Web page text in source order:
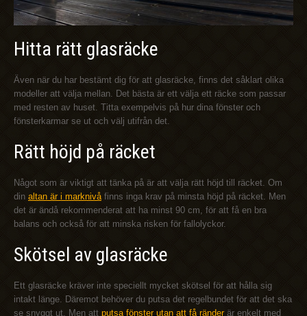
Hitta rätt glasräcke
Även när du har bestämt dig för att glasräcke, finns det såklart olika
modeller att välja mellan. Det bästa är ett välja ett räcke som passar
med resten av huset. Titta exempelvis på hur dina fönster och
fönsterkarmar se ut och välj utifrån det.
Rätt höjd på räcket
Något som är viktigt att tänka på är att välja rätt höjd till räcket. Om
din altan är i marknivåfinns inga krav på minsta höjd på räcket. Men
det är ändå rekommenderat att ha minst 90 cm, för att få en bra
balans och också för att minska risken för fallolyckor.
Skötsel av glasräcke
Ett glasräcke kräver inte speciellt mycket skötsel för att hålla sig
intakt länge. Däremot behöver du putsa det regelbundet för att det ska
se snyggt ut. Men att putsa fönster utan att få ränderär enkelt med